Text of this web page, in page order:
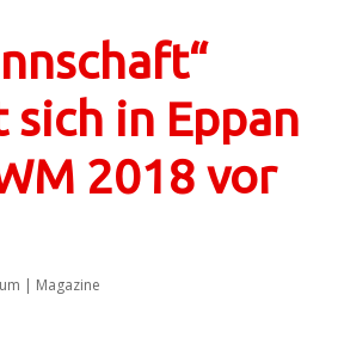
in Eppan
2018 vor
| Magazine